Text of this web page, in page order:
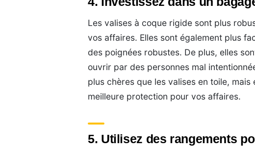
Les valises à coque rigide sont plus
vos affaires. Elles sont également plus
des poignées robustes. De plus, elles
ouvrir par des personnes mal
plus chères que les valises en toile,
meilleure protection pour vos affaires.
5. Utilisez des rangements